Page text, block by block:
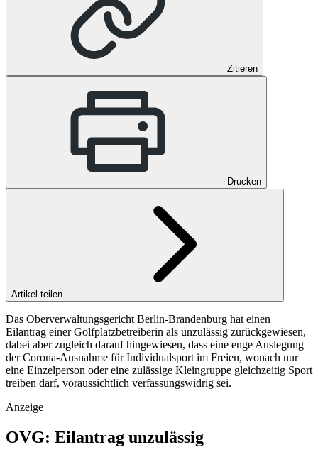
Zitieren
Drucken
Artikel teilen
Das Oberverwaltungsgericht Berlin-Brandenburg hat einen
Eilantrag einer Golfplatzbetreiberin als unzulässig zurückgewiesen,
dabei aber zugleich darauf hingewiesen, dass eine enge Auslegung
der Corona-Ausnahme für Individualsport im Freien, wonach nur
eine Einzelperson oder eine zulässige Kleingruppe gleichzeitig Sport
treiben darf, voraussichtlich verfassungswidrig sei.
Anzeige
OVG: Eilantrag unzulässig